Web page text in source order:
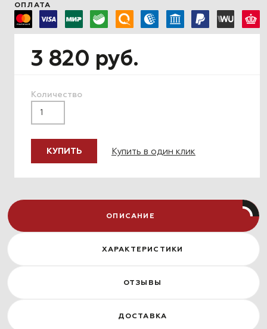
ОПЛАТА
3 820 руб.
Количество
КУПИТЬ Купить в один клик
ОПИСАНИЕ
ХАРАКТЕРИСТИКИ
ОТЗЫВЫ
ДОСТАВКА